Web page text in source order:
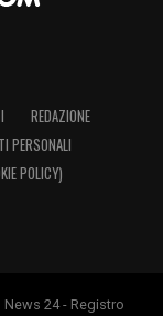
REDAZIONE
PERSONALI
POLICY)
24 - Registro